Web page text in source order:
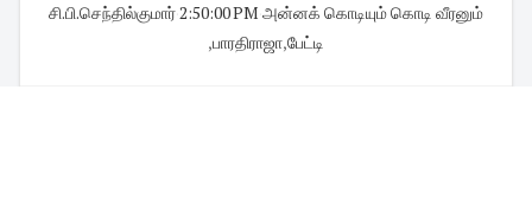
சி.பி.செந்தில்குமார்2:50:00 PM அன்னக் கொடியும் கொடி வீரனும்
,பாரதிராஜா,பேட்டி